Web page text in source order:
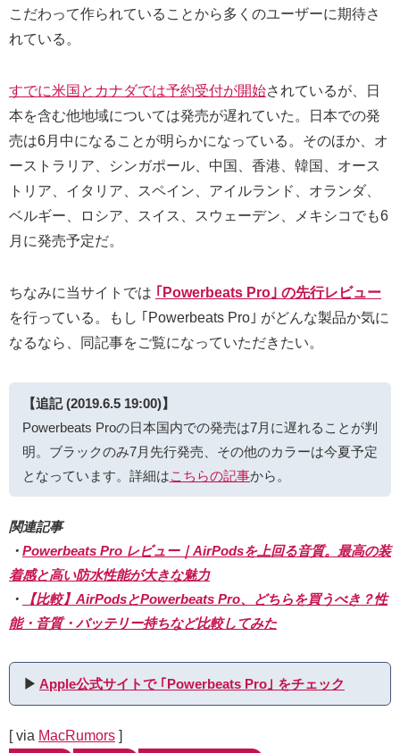
こだわって作られていることから多くのユーザーに期待さ
れている。
すでに米国とカナダでは予約受付が開始されているが、日
本を含む他地域については発売が遅れていた。日本での発
売は6月中になることが明らかになっている。そのほか、オ
ーストラリア、シンガポール、中国、香港、韓国、オース
トリア、イタリア、スペイン、アイルランド、オランダ、
ベルギー、ロシア、スイス、スウェーデン、メキシコでも6
月に発売予定だ。
ちなみに当サイトでは ｢Powerbeats Pro｣ の先行レビュー
を行っている。もし ｢Powerbeats Pro｣ がどんな製品か気に
なるなら、同記事をご覧になっていただきたい。
【追記 (2019.6.5 19:00)】
Powerbeats Proの日本国内での発売は7月に遅れることが判
明。ブラックのみ7月先行発売、その他のカラーは今夏予定
となっています。詳細はこちらの記事から。
関連記事
・ Powerbeats Pro レビュー｜AirPodsを上回る音質。最高の装
着感と高い防水性能が大きな魅力
・
【比較】AirPodsとPowerbeats Pro、どちらを買うべき？性
能・音質・バッテリー持ちなど比較してみた
▶︎ Apple公式サイトで ｢Powerbeats Pro｣ をチェック
[ via MacRumors ]